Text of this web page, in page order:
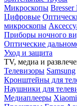
Микроскопы Bresser
Цифровые
микроскопы
Приборы ночного
Оптические
Уход и защита
TV, медиа и
Телевизоры Samsung
Кронштейны для
Наушники для
Медиаплееры Xiaomi